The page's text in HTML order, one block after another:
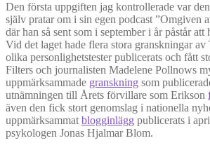
Den första uppgiften jag kontrollerade var
själv pratar om i sin egen podcast ”Omgiven
där han så sent som i september i år påstår
Vid det laget hade flera stora granskningar
olika personlighetstester publicerats och fått
Filters och journalisten Madelene Pollnows
uppmärksammade granskning som
utnämningen till Årets förvillare som Erikson
även den fick stort genomslag i nationella
uppmärksammat blogginlägg publicerats i
psykologen Jonas Hjalmar Blom.